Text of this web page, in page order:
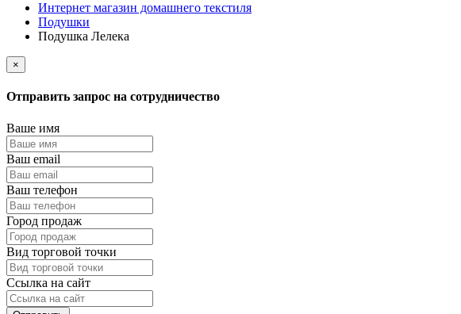
Интернет магазин домашнего текстиля
Подушки
Подушка Лелека
×
Отправить запрос на сотрудничество
Ваше имя
Ваш email
Ваш телефон
Город продаж
Вид торговой точки
Ссылка на сайт